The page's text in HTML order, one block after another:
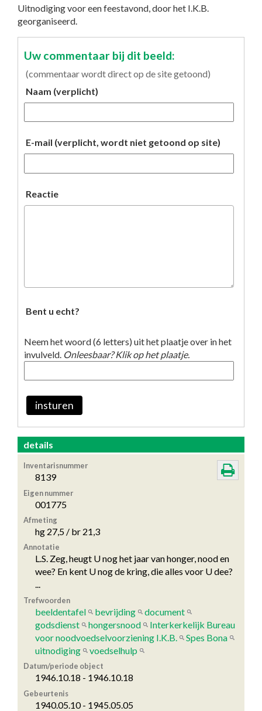
Uitnodiging voor een feestavond, door het I.K.B.
georganiseerd.
Uw commentaar bij dit beeld:
(commentaar wordt direct op de site getoond)
Naam (verplicht)
E-mail (verplicht, wordt niet getoond op site)
Reactie
Bent u echt?
Neem het woord (6 letters) uit het plaatje over in het
invulveld. Onleesbaar? Klik op het plaatje.
insturen
details
Inventarisnummer
8139
Eigen nummer
001775
Afmeting
hg 27,5 / br 21,3
Annotatie
L.S. Zeg, heugt U nog het jaar van honger, nood en
wee? En kent U nog de kring, die alles voor U dee?
...
Trefwoorden
beeldentafel bevrijding
document
godsdienst
hongersnood
Interkerkelijk Bureau
voor noodvoedselvoorziening I.K.B.
Spes Bona
uitnodiging
voedselhulp
Datum/periode object
1946.10.18 - 1946.10.18
Gebeurtenis
1940.05.10 - 1945.05.05